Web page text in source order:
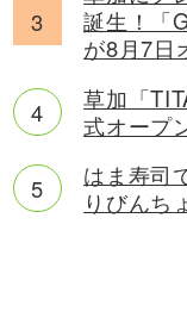
誕生！「
が8月7日
草加「
式オープ
はま寿司
りびんち